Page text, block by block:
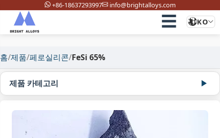
+86-18637293997 info@brightalloys.com
☰ KO
홈/제품/페로실리콘/FeSi 65%
제품 카테고리